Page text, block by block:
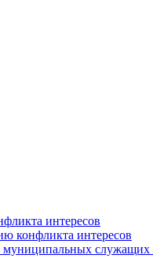
интересов
конфликта интересов
служащих